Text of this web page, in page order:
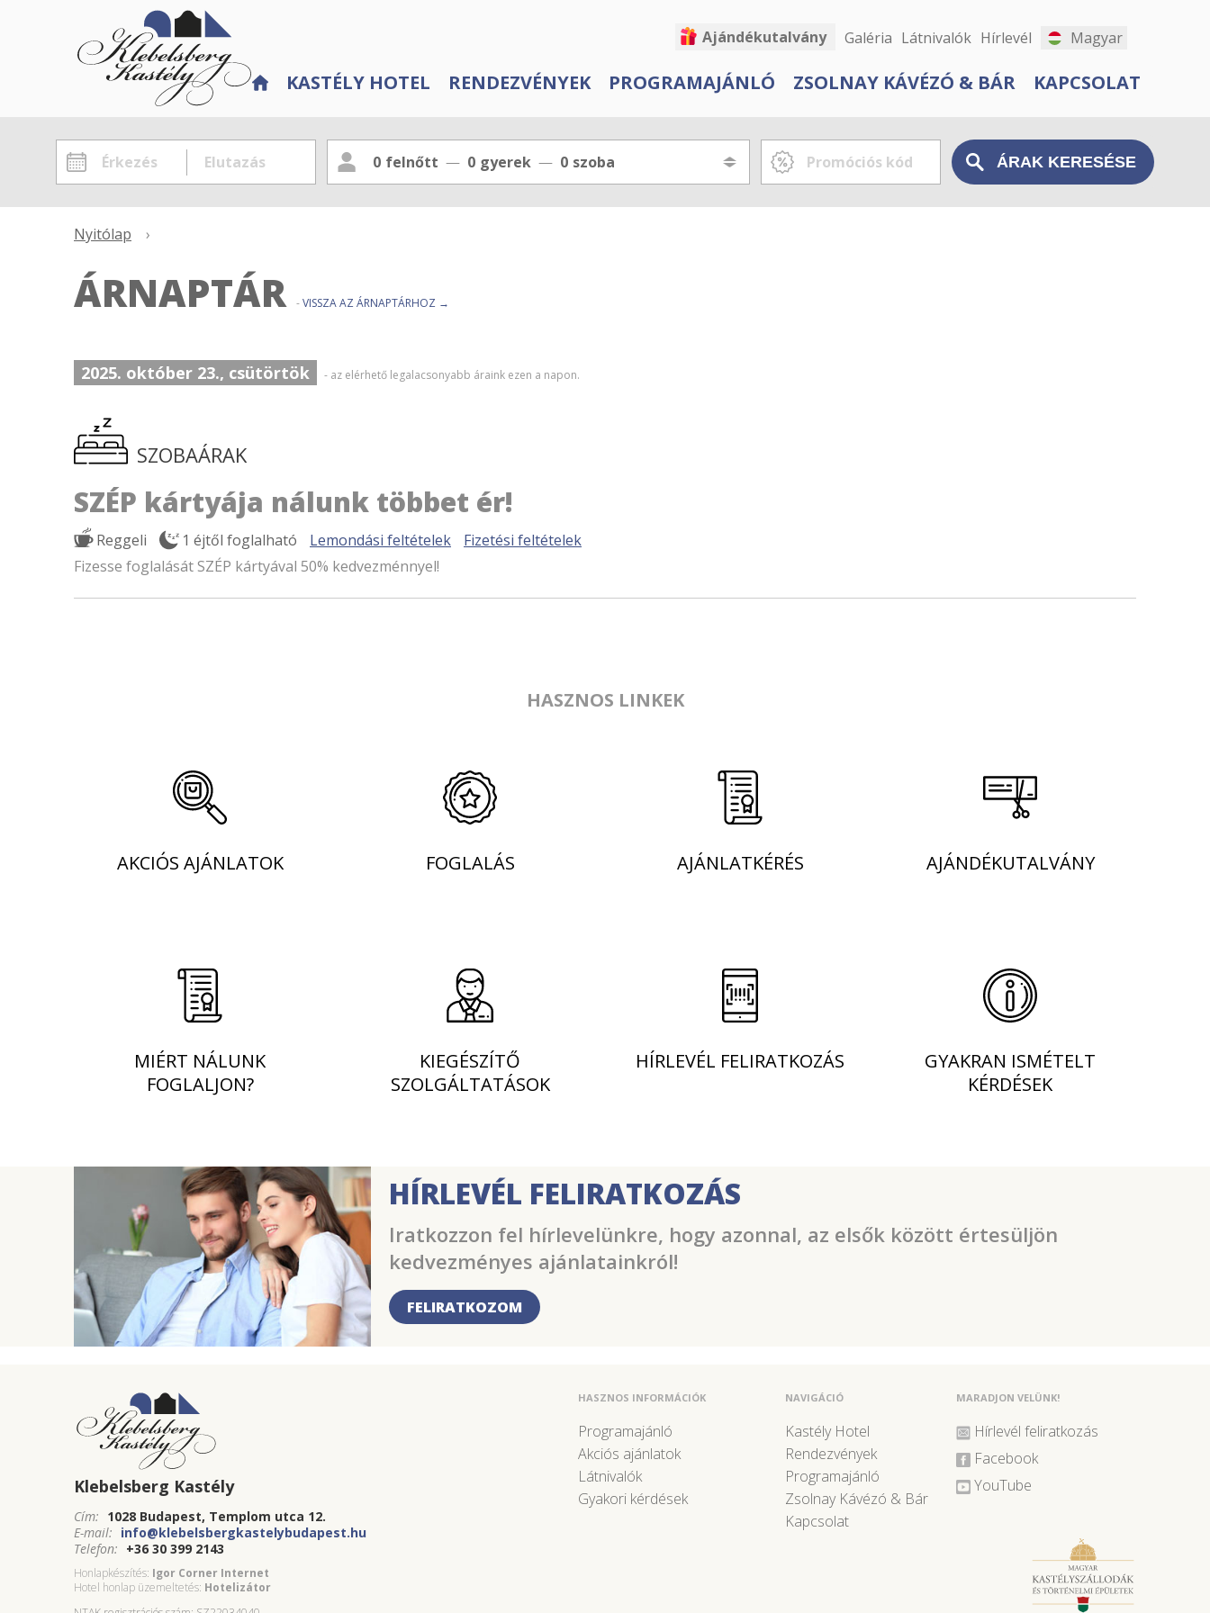
Ajándékutalvány Galéria Látnivalók Hírlevél Magyar
KASTÉLY HOTEL RENDEZVÉNYEK PROGRAMAJÁNLÓ ZSOLNAY KÁVÉZÓ & BÁR KAPCSOLAT
0 felnőtt 0 gyerek 0 szoba
Nyitólap ›
ÁRNAPTÁR -VISSZA AZ ÁRNAPTÁRHOZ →
2025. október 23., csütörtök - az elérhető legalacsonyabb áraink ezen a napon.
SZOBAÁRAK
SZÉP kártyája nálunk többet ér!
Reggeli 1 éjtől foglalható Lemondási feltételek
Fizetési feltételek
Fizesse foglalását SZÉP kártyával 50% kedvezménnyel!
HASZNOS LINKEK
AKCIÓS AJÁNLATOK FOGLALÁS AJÁNLATKÉRÉS AJÁNDÉKUTALVÁNY
MIÉRT NÁLUNK
FOGLALJON?
KIEGÉSZÍTŐ
SZOLGÁLTATÁSOK
HÍRLEVÉL FELIRATKOZÁS
GYAKRAN ISMÉTELT
KÉRDÉSEK
HÍRLEVÉL FELIRATKOZÁS
Iratkozzon fel hírlevelünkre, hogy azonnal, az elsők között értesüljön
kedvezményes ajánlatainkról!
FELIRATKOZOM
Klebelsberg Kastély
Cím: 1028 Budapest, Templom utca 12.
E-mail: info@klebelsbergkastelybudapest.hu
Telefon: +36 30 399 2143
Honlapkészítés: Igor Corner Internet
Hotel honlap üzemeltetés: Hotelizátor
HASZNOS INFORMÁCIÓK
Programajánló
Akciós ajánlatok
Látnivalók
Gyakori kérdések
NAVIGÁCIÓ
Kastély Hotel
Rendezvények
Programajánló
Zsolnay Kávézó & Bár
Kapcsolat
MARADJON VELÜNK!
Hírlevél feliratkozás
Facebook
YouTube